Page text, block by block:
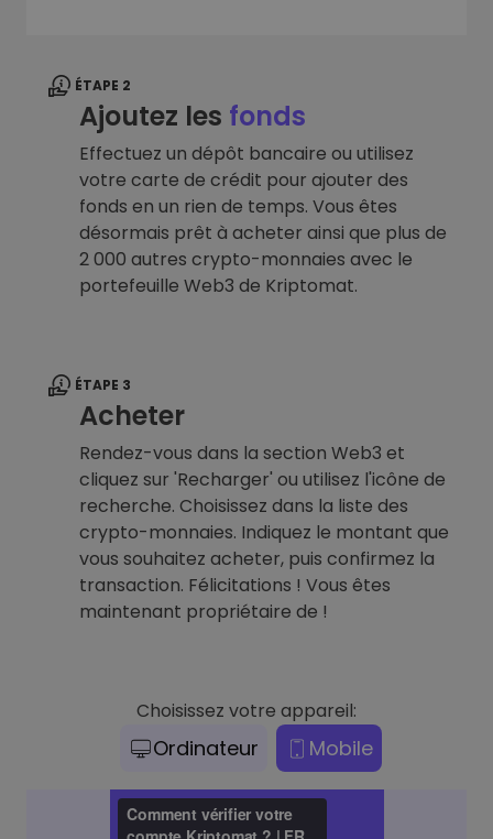
ÉTAPE 2
Ajoutez les fonds
Effectuez un dépôt bancaire ou utilisez
votre carte de crédit pour ajouter des
fonds en un rien de temps. Vous êtes
désormais prêt à acheter ainsi que plus de
2 000 autres crypto-monnaies avec le
portefeuille Web3 de Kriptomat.
ÉTAPE 3
Acheter
Rendez-vous dans la section Web3 et
cliquez sur 'Recharger' ou utilisez l'icône de
recherche. Choisissez dans la liste des
crypto-monnaies. Indiquez le montant que
vous souhaitez acheter, puis confirmez la
transaction. Félicitations ! Vous êtes
maintenant propriétaire de !
Choisissez votre appareil:
Ordinateur Mobile